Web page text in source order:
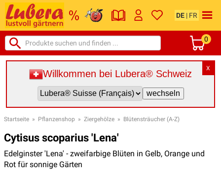
DE | FR
0
X
Willkommen bei Lubera® Schweiz
Startseite » Pflanzenshop » Ziergehölze » Blütensträucher (A-Z)
Cytisus scoparius 'Lena'
Edelginster 'Lena' - zweifarbige Blüten in Gelb, Orange und
Rot für sonnige Gärten